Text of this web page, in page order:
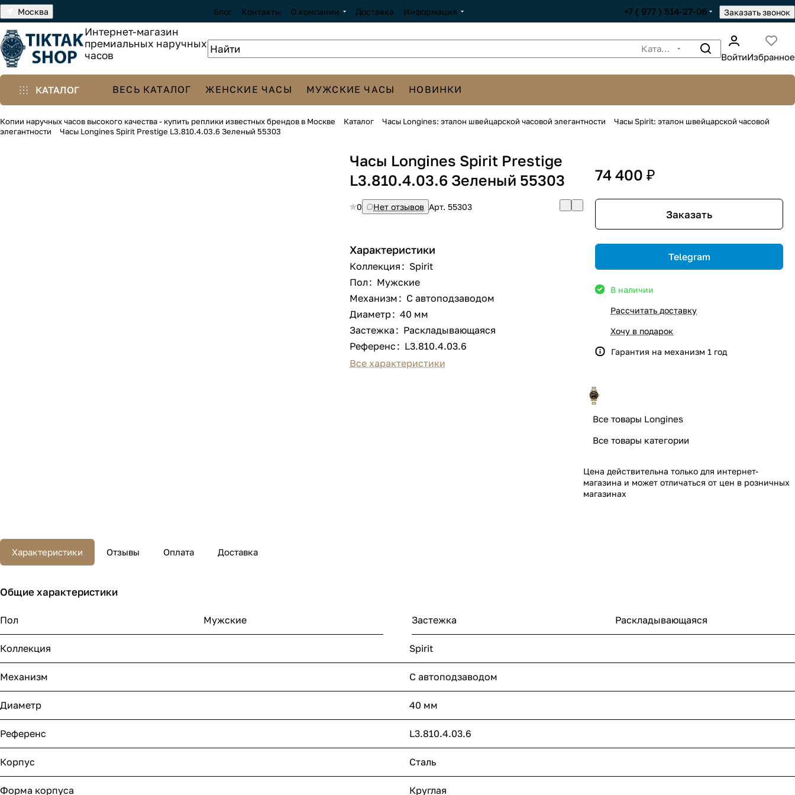
Москва Блог Контакты О компании Доставка Информация +7 ( 977 ) 514-27-06 Заказать звонок
Интернет-магазин
премиальных наручных
часов
ВойтиИзбранное
КАТАЛОГ ВЕСЬ КАТАЛОГ ЖЕНСКИЕ ЧАСЫ МУЖСКИЕ ЧАСЫ НОВИНКИ
Копии наручных часов высокого качества - купить реплики известных брендов в Москве Каталог Часы Longines: эталон швейцарской часовой элегантности
Часы Spirit: эталон швейцарской часовой
элегантности
Часы Longines Spirit Prestige L3.810.4.03.6 Зеленый 55303
Часы Longines Spirit Prestige
L3.810.4.03.6 Зеленый 55303
0 Нет отзывов Арт. 55303
Характеристики
Коллекция : Spirit
Пол : Мужские
Механизм : С автоподзаводом
Диаметр: 40 мм
Застежка : Раскладывающаяся
Референс : L3.810.4.03.6
Все характеристики
74 400 ₽
Заказать
Telegram
В наличии
Рассчитать доставку
Хочу в подарок
Гарантия на механизм 1 год
Все товары Longines
Все товары категории
Цена действительна только для интернет-
магазина и может отличаться от цен в розничных
магазинах
Характеристики Отзывы Оплата Доставка
Общие характеристики
Пол Мужские Застежка Раскладывающаяся
Коллекция Spirit
Механизм С автоподзаводом
Диаметр 40 мм
Референс L3.810.4.03.6
Корпус Сталь
Форма корпуса Круглая